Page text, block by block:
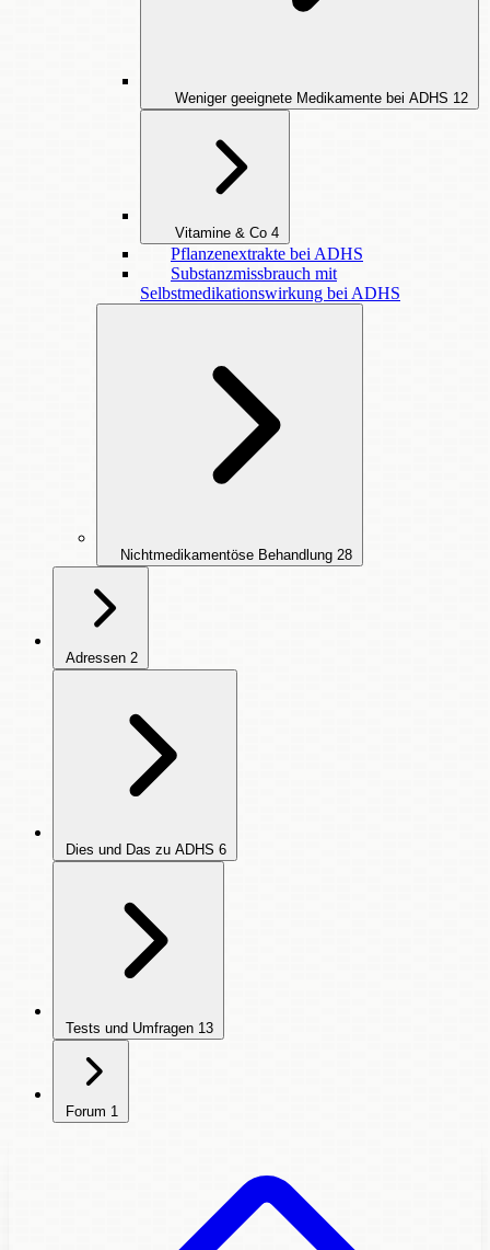
Weniger geeignete Medikamente bei ADHS 12
Vitamine & Co 4
Pflanzenextrakte bei ADHS
Substanzmissbrauch mit
Selbstmedikationswirkung bei ADHS
Nichtmedikamentöse Behandlung 28
Adressen 2
Dies und Das zu ADHS 6
Tests und Umfragen 13
Forum 1